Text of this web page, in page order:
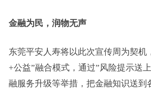
金融为民，润物无声
东莞平安人寿将以此次宣传周为契机
+公益”融合模式，通过”风险提示送
融服务升级等举措，把金融知识送到